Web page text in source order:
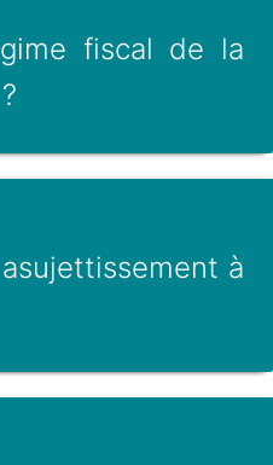
fiscal de la
à